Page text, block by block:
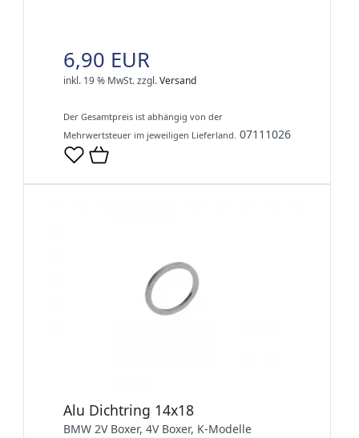
6,90 EUR
inkl. 19 % MwSt.zzgl.Versand
Der Gesamtpreis ist abhängig von der
Mehrwertsteuer im jeweiligen Lieferland. 07111026
Alu Dichtring 14x18
BMW 2V Boxer, 4V Boxer, K-Modelle